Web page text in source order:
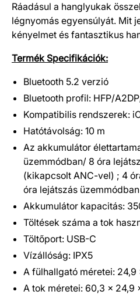
Ráadásul a hanglyukak
légnyomás egyensúlyát. Mit
kényelmet és fantasztikus
Termék Specifikációk:
Bluetooth 5.2 verzió
Bluetooth profil: HFP/
Kompatibilis rendszerek:
Hatótávolság: 10 m
Az akkumulátor
üzemmódban/ 8 óra
(kikapcsolt ANC-vel) ; 4
óra lejátszás
Akkumulátor kapacitás:
Töltések száma a tok
Töltőport: USB-C
Vízállóság: IPX5
A fülhallgató méretei:
A tok méretei: 60,3 x 24,9